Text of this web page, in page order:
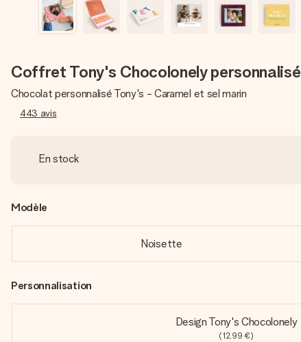
Coffret Tony's Chocolonely personnalisé
Chocolat personnalisé Tony's - Caramel et sel marin
443 avis
En stock
Modèle
Noisette
Personnalisation
Design Tony's Chocolonely
(12,99 €)